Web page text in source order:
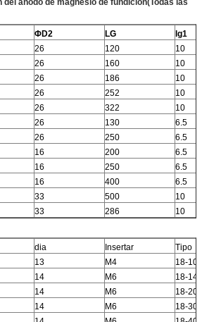
ánodo de magnesio de fundición(Todas las
ΦD2 LG
lg1
26 120
10
26 160
10
26 186
10
26 252
10
26 322
10
26 130
6.5
26 250
6.5
16 200
6.5
16 250
6.5
16 400
6.5
33 500
10
33 286 10
dia Insertar
Tipo
13 M4
18-100
14 M6
18-140
14 M6
18-200
14 M6
18-300